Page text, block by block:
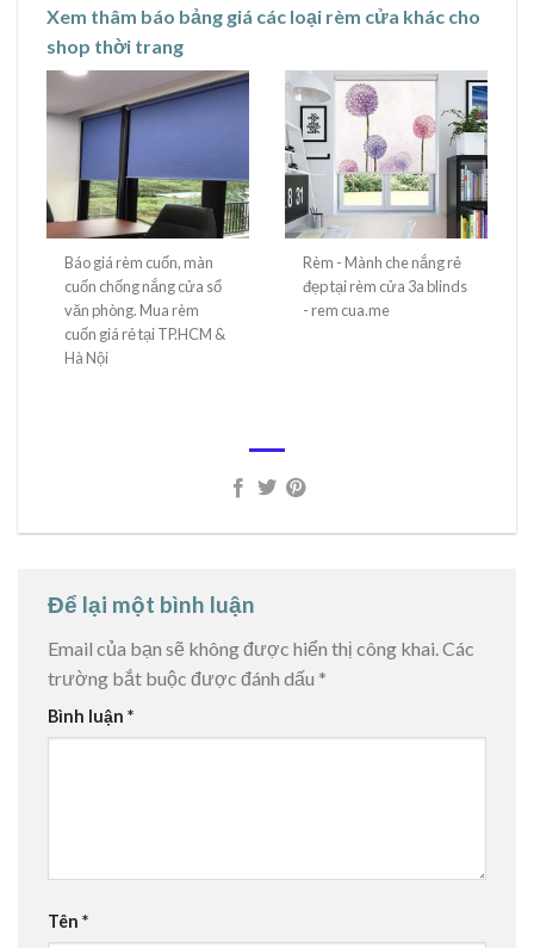
Xem thâm báo bảng giá các loại rèm cửa khác cho
shop thời trang
Báo giá rèm cuốn, màn
cuốn chống nắng cửa sổ
văn phòng. Mua rèm
cuốn giá rẻ tại TP.HCM &
Hà Nội
Rèm - Mành che nắng rẻ
đẹp tại rèm cửa 3a blinds
- rem cua.me
Để lại một bình luận
Email của bạn sẽ không được hiển thị công khai.Các
trường bắt buộc được đánh dấu *
Bình luận *
Tên *